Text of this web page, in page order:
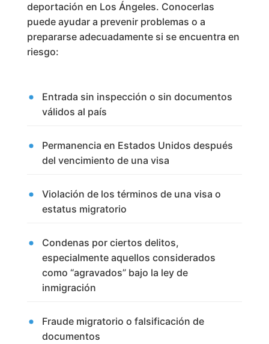
deportación en Los Ángeles. Conocerlas
puede ayudar a prevenir problemas o a
prepararse adecuadamente si se encuentra en
riesgo:
Entrada sin inspección o sin documentos
válidos al país
Permanencia en Estados Unidos después
del vencimiento de una visa
Violación de los términos de una visa o
estatus migratorio
Condenas por ciertos delitos,
especialmente aquellos considerados
como “agravados” bajo la ley de
inmigración
Fraude migratorio o falsificación de
documentos